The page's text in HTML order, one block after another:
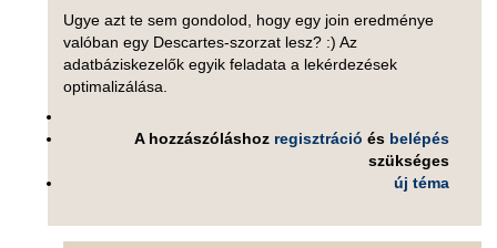
Ugye azt te sem gondolod, hogy egy join eredménye
valóban egy Descartes-szorzat lesz? :) Az
adatbáziskezelők egyik feladata a lekérdezések
optimalizálása.
A hozzászóláshoz regisztráció és belépés
szükséges
új téma